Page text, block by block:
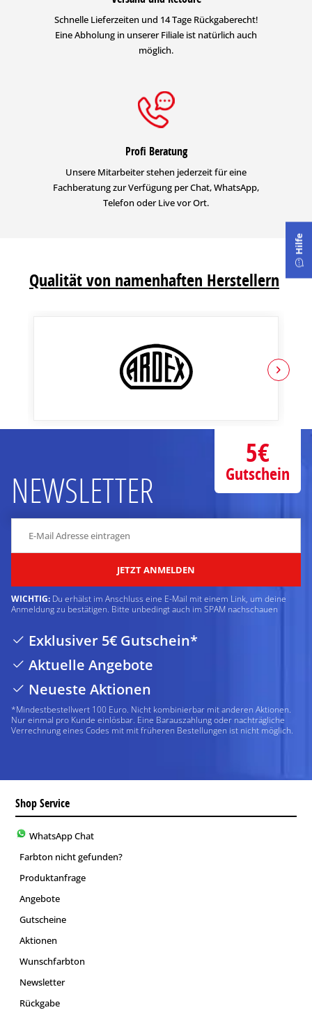
Schnelle Lieferzeiten und 14 Tage Rückgaberecht!
Eine Abholung in unserer Filiale ist natürlich auch
möglich.
Profi Beratung
Unsere Mitarbeiter stehen jederzeit für eine
Fachberatung zur Verfügung per Chat, WhatsApp,
Telefon oder Live vor Ort.
Qualität von namenhaften Herstellern
NEWSLETTER
JETZT ANMELDEN
WICHTIG: Du erhälst im Anschluss eine E-Mail mit einem Link, um deine
Anmeldung zu bestätigen. Bitte unbedingt auch im SPAM nachschauen
Exklusiver 5€ Gutschein*
Aktuelle Angebote
Neueste Aktionen
*Mindestbestellwert 100 Euro. Nicht kombinierbar mit anderen Aktionen.
Nur einmal pro Kunde einlösbar. Eine Barauszahlung oder nachträgliche
Verrechnung eines Codes mit mit früheren Bestellungen ist nicht möglich.
5€
Gutschein
Shop Service
WhatsApp Chat
Farbton nicht gefunden?
Produktanfrage
Angebote
Gutscheine
Aktionen
Wunschfarbton
Newsletter
Rückgabe
Hilfe